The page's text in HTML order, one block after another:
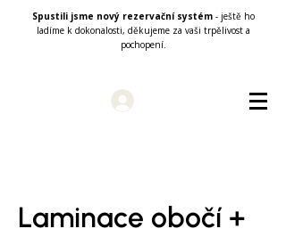
Spustili jsme nový rezervační systém- ještě ho
ladíme k dokonalosti, děkujeme za vaši trpělivost a
pochopení.
Laminace obočí +